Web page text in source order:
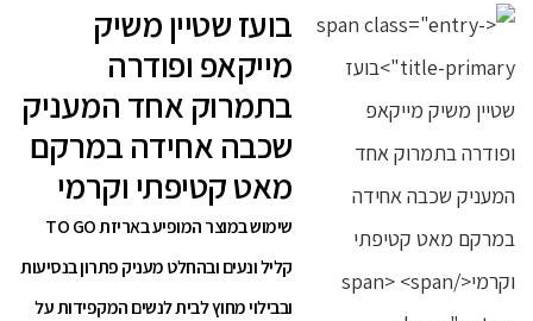
בועז שטיין משיק
מייקאפ ופודרה
בתמרוק אחד המעניק
שכבה אחידה במרקם
מאט קטיפתי וקרמי
שימוש במוצר המופיע באריזת TO GO
קליל ונעים ובהחלט מעניק פתרון בנסיעות
ובבילוי מחוץ לבית לנשים המקפידות על